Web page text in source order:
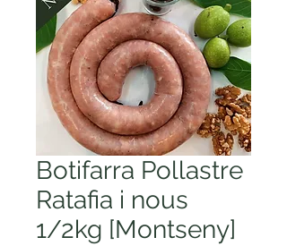
Botifarra Pollastre
Ratafia i nous
1/2kg [Montseny]